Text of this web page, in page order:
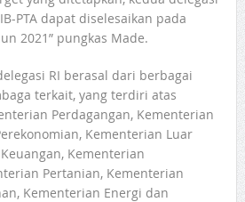
PTA dapat diselesaikan pada
2021” pungkas Made.
RI berasal dari berbagai
terkait, yang terdiri atas
Perdagangan, Kementerian
Kementerian Luar
Kementerian
Pertanian, Kementerian
Kementerian Energi dan